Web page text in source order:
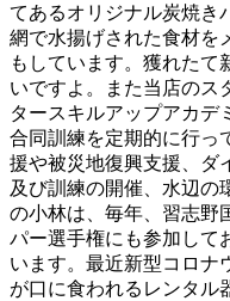
てあるオリジナル炭焼き
網で水揚げされた食材を
もしています。獲れたて
いですよ。また当店のス
タースキルアップアカデ
合同訓練を定期的に行っ
援や被災地復興支援、ダ
及び訓練の開催、水辺の
の小林は、毎年、習志野
パー選手権にも参加して
います。最近新型コロナ
が口に食われるレンタル